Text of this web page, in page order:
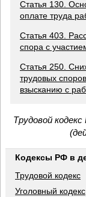
Статья 130.
оплате труда
Статья 403.
спора с
Статья 250.
трудовых
взысканию с
Трудовой
Кодексы РФ в
Трудовой кодекс
Уголовный кодекс